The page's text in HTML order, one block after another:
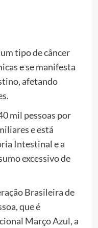
tipo de câncer
e se manifesta
afetando
mil pessoas por
e está
Intestinal e a
excessivo de
Brasileira de
que é
Março Azul, a